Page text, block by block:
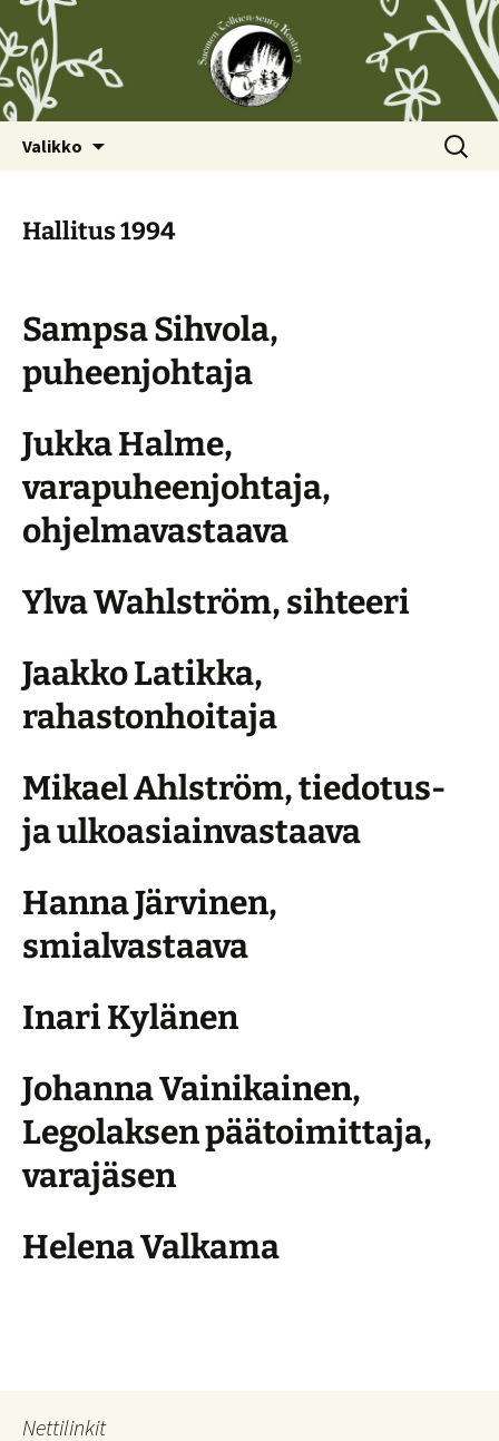
Valikko Haku:
Hallitus 1994
Sampsa Sihvola,
puheenjohtaja
Jukka Halme,
varapuheenjohtaja,
ohjelmavastaava
Ylva Wahlström, sihteeri
Jaakko Latikka,
rahastonhoitaja
Mikael Ahlström, tiedotus-
ja ulkoasiainvastaava
Hanna Järvinen,
smialvastaava
Inari Kylänen
Johanna Vainikainen,
Legolaksen päätoimittaja,
varajäsen
Helena Valkama
Nettilinkit